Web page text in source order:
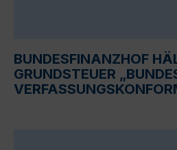
BUNDESFINANZHOF
GRUNDSTEUER